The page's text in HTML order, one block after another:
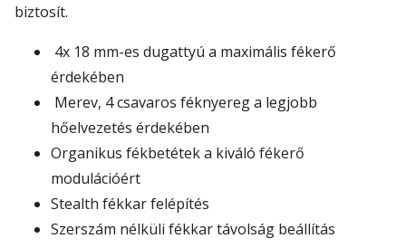
biztosít.
4x 18 mm-es dugattyú a maximális fékerő
érdekében
Merev, 4 csavaros féknyereg a legjobb
hőelvezetés érdekében
Organikus fékbetétek a kiváló fékerő
modulációért
Stealth fékkar felépítés
Szerszám nélküli fékkar távolság beállítás